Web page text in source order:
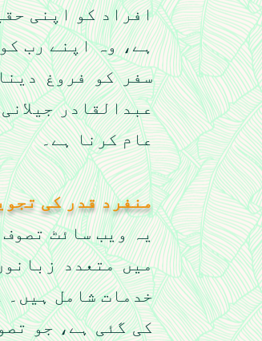
افراد کو اپنی
ہے، وہ اپنے رب
سفر کو فروغ
عبدالقادر
عام کرنا ہے۔
منفرد قدر کی
یہ ویب سائٹ
میں متعدد
خدمات شامل ہیں۔
کی گئی ہے، جو